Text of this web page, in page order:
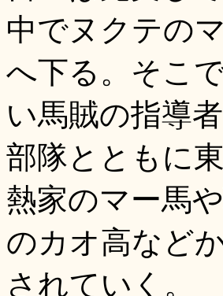
中でヌクテの
へ下る。そこ
い馬賊の指導
部隊とともに
熱家のマー馬
のカオ高など
されていく。